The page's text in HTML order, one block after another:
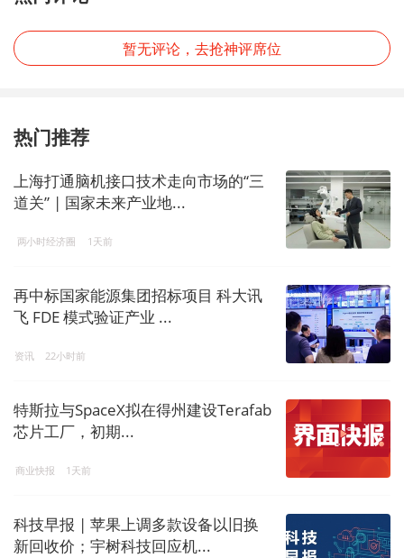
暂无评论，去抢神评席位
热门推荐
上海打通脑机接口技术走向市场的“三
道关” | 国家未来产业地...
两小时经济圈 1天前
再中标国家能源集团招标项目 科大讯
飞 FDE 模式验证产业 ...
资讯 22小时前
特斯拉与SpaceX拟在得州建设Terafab
芯片工厂，初期...
商业快报 1天前
科技早报 | 苹果上调多款设备以旧换
新回收价；宇树科技回应机...